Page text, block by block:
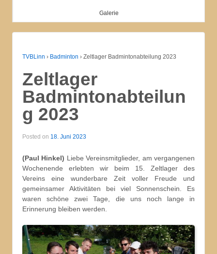
Galerie
TVBLinn › Badminton › Zeltlager Badmintonabteilung 2023
Zeltlager
Badmintonabteilun
g 2023
Posted on 18. Juni 2023
(Paul Hinkel) Liebe Vereinsmitglieder, am vergangenen
Wochenende erlebten wir beim 15. Zeltlager des
Vereins eine wunderbare Zeit voller Freude und
gemeinsamer Aktivitäten bei viel Sonnenschein. Es
waren schöne zwei Tage, die uns noch lange in
Erinnerung bleiben werden.